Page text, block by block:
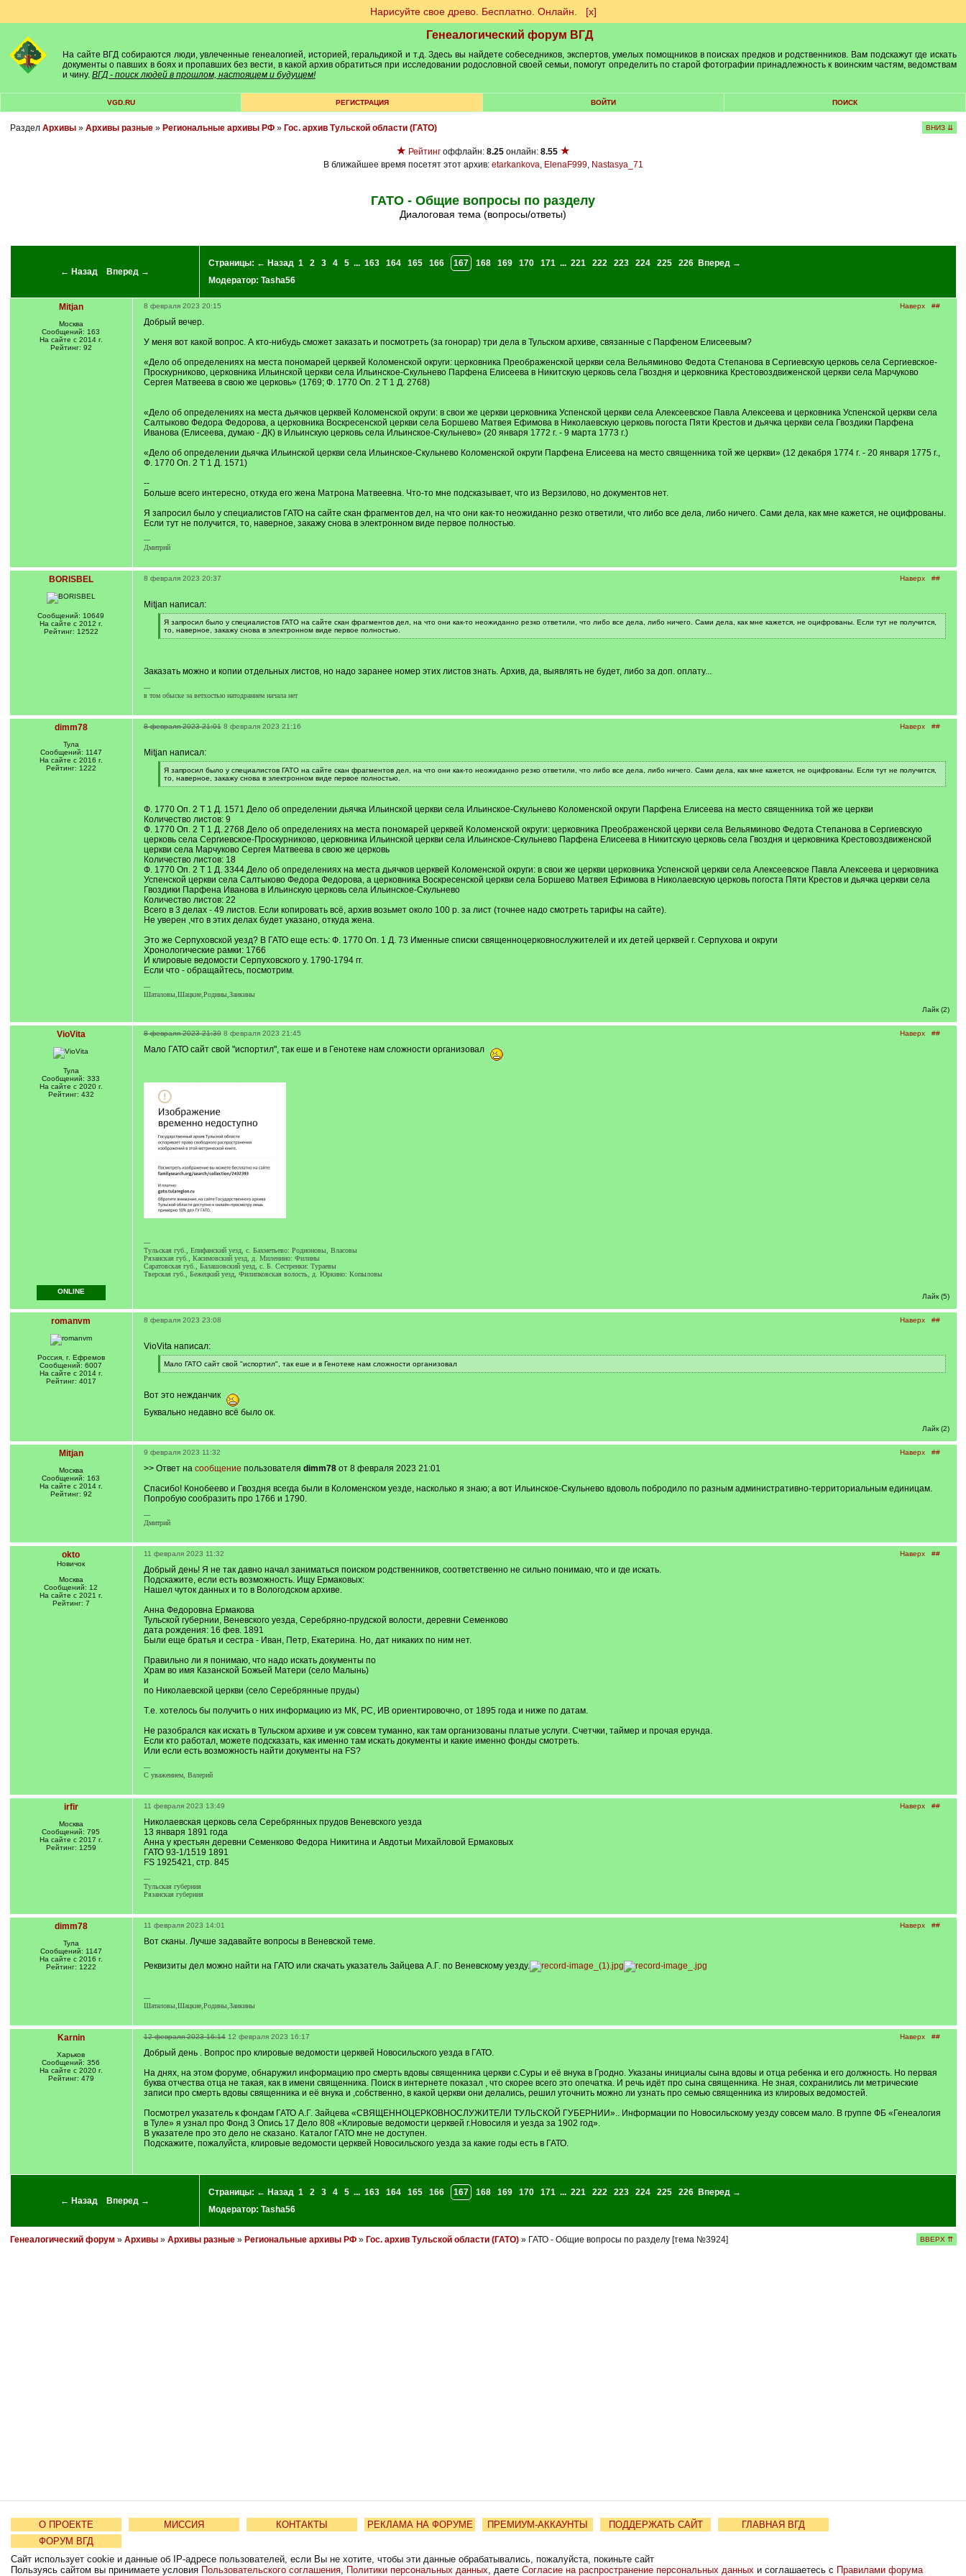
Нарисуйте свое древо. Бесплатно. Онлайн. [х]
Генеалогический форум ВГД
На сайте ВГД собираются люди, увлеченные генеалогией, историей, геральдикой и т.д. Здесь вы найдете собеседников, экспертов, умелых помощников в поисках предков и родственников. Вам подскажут где искать
документы о павших в боях и пропавших без вести, в какой архив обратиться при исследовании родословной своей семьи, помогут определить по старой фотографии принадлежность к воинским частям, ведомствам
и чину. ВГД - поиск людей в прошлом, настоящем и будущем!
VGD.RU РЕГИСТРАЦИЯ ВОЙТИ ПОИСК
Раздел Архивы» Архивы разные» Региональные архивы РФ» Гос. архив Тульской области (ГАТО) ВНИЗ ⇊
★ Рейтинг оффлайн: 8.25 онлайн: 8.55 ★
В ближайшее время посетят этот архив: etarkankova, ElenaF999, Nastasya_71
ГАТО - Общие вопросы по разделу
Диалоговая тема (вопросы/ответы)
← Назад Вперед →
Страницы: ← Назад 1 2 3 4 5 ... 163 164 165 166 167 168 169 170 171 ... 221 222 223 224 225 226
Вперед →
Модератор: Tasha56
Mitjan
Москва
Сообщений: 163
На сайте с 2014 г.
Рейтинг: 92
Наверх ##
8 февраля 2023 20:15
Добрый вечер.
У меня вот какой вопрос. А кто-нибудь сможет заказать и посмотреть (за гонорар) три дела в Тульском архиве, связанные с Парфеном Елисеевым?
«Дело об определениях на места пономарей церквей Коломенской округи: церковника Преображенской церкви села Вельяминово Федота Степанова в Сергиевскую церковь села Сергиевское-
Проскурниково, церковника Ильинской церкви села Ильинское-Скульнево Парфена Елисеева в Никитскую церковь села Гвоздня и церковника Крестовоздвиженской церкви села Марчуково
Сергея Матвеева в свою же церковь» (1769; Ф. 1770 Оп. 2 Т 1 Д. 2768)
«Дело об определениях на места дьячков церквей Коломенской округи: в свои же церкви церковника Успенской церкви села Алексеевское Павла Алексеева и церковника Успенской церкви села
Салтыково Федора Федорова, а церковника Воскресенской церкви села Боршево Матвея Ефимова в Николаевскую церковь погоста Пяти Крестов и дьячка церкви села Гвоздики Парфена
Иванова (Елисеева, думаю - ДК) в Ильинскую церковь села Ильинское-Скульнево» (20 января 1772 г. - 9 марта 1773 г.)
«Дело об определении дьячка Ильинской церкви села Ильинское-Скульнево Коломенской округи Парфена Елисеева на место священника той же церкви» (12 декабря 1774 г. - 20 января 1775 г.,
Ф. 1770 Оп. 2 Т 1 Д. 1571)
--
Больше всего интересно, откуда его жена Матрона Матвеевна. Что-то мне подсказывает, что из Верзилово, но документов нет.
Я запросил было у специалистов ГАТО на сайте скан фрагментов дел, на что они как-то неожиданно резко ответили, что либо все дела, либо ничего. Сами дела, как мне кажется, не оцифрованы.
Если тут не получится, то, наверное, закажу снова в электронном виде первое полностью.
---
Дмитрий
BORISBEL
Сообщений: 10649
На сайте с 2012 г.
Рейтинг: 12522
Наверх ##
8 февраля 2023 20:37
Mitjan написал:
[
q
]
Я запросил было у специалистов ГАТО на сайте скан фрагментов дел, на что они как-то неожиданно резко ответили, что либо все дела, либо ничего. Сами дела, как мне кажется, не оцифрованы. Если тут не получится,
то, наверное, закажу снова в электронном виде первое полностью.
[
Заказать можно и копии отдельных листов, но надо заранее номер этих листов знать. Архив, да, выявлять не будет, либо за доп. оплату...
---
в том обыске за ветхостью иатодранием начала нет
dimm78
Тула
Сообщений: 1147
На сайте с 2016 г.
Рейтинг: 1222
Наверх ##
8 февраля 2023 21:01 8 февраля 2023 21:16
Mitjan написал:
[
q
]
Я запросил было у специалистов ГАТО на сайте скан фрагментов дел, на что они как-то неожиданно резко ответили, что либо все дела, либо ничего. Сами дела, как мне кажется, не оцифрованы. Если тут не получится,
то, наверное, закажу снова в электронном виде первое полностью.
[
]
Ф. 1770 Оп. 2 Т 1 Д. 1571 Дело об определении дьячка Ильинской церкви села Ильинское-Скульнево Коломенской округи Парфена Елисеева на место священника той же церкви
Количество листов: 9
Ф. 1770 Оп. 2 Т 1 Д. 2768 Дело об определениях на места пономарей церквей Коломенской округи: церковника Преображенской церкви села Вельяминово Федота Степанова в Сергиевскую
церковь села Сергиевское-Проскурниково, церковника Ильинской церкви села Ильинское-Скульнево Парфена Елисеева в Никитскую церковь села Гвоздня и церковника Крестовоздвиженской
церкви села Марчуково Сергея Матвеева в свою же церковь
Количество листов: 18
Ф. 1770 Оп. 2 Т 1 Д. 3344 Дело об определениях на места дьячков церквей Коломенской округи: в свои же церкви церковника Успенской церкви села Алексеевское Павла Алексеева и церковника
Успенской церкви села Салтыково Федора Федорова, а церковника Воскресенской церкви села Боршево Матвея Ефимова в Николаевскую церковь погоста Пяти Крестов и дьячка церкви села
Гвоздики Парфена Иванова в Ильинскую церковь села Ильинское-Скульнево
Количество листов: 22
Всего в 3 делах - 49 листов. Если копировать всё, архив возьмет около 100 р. за лист (точнее надо смотреть тарифы на сайте).
Не уверен ,что в этих делах будет указано, откуда жена.
Это же Серпуховской уезд? В ГАТО еще есть: Ф. 1770 Оп. 1 Д. 73 Именные списки священноцерковнослужителей и их детей церквей г. Серпухова и округи
Хронологические рамки: 1766
И клировые ведомости Серпуховского у. 1790-1794 гг.
Если что - обращайтесь, посмотрим.
---
Шаталовы,Шацкие,Родины,Заикины
Лайк (2)
VioVita
Тула
Сообщений: 333
На сайте с 2020 г.
Рейтинг: 432
Наверх ##
8 февраля 2023 21:39 8 февраля 2023 21:45
Мало ГАТО сайт свой "испортил", так еше и в Генотеке нам сложности организовал
---
Тульская губ., Епифанский уезд, с. Бахметьево: Родионовы, Власовы
Рязанская губ., Касимовский уезд, д. Миленино: Филины
Саратовская губ., Балашовский уезд, с. Б. Сестренки: Тураевы
Тверская губ., Бежецкий уезд, Филипковская волость, д. Юркино: Копыловы
ONLINE
Лайк (5)
romanvm
Россия, г. Ефремов
Сообщений: 6007
На сайте с 2014 г.
Рейтинг: 4017
Наверх ##
8 февраля 2023 23:08
VioVita написал:
[
q
Мало ГАТО сайт свой "испортил", так еше и в Генотеке нам сложности организовал
[
]
Вот это нежданчик
Буквально недавно всё было ок.
Лайк (2)
Mitjan
Москва
Сообщений: 163
На сайте с 2014 г.
Рейтинг: 92
Наверх ##
9 февраля 2023 11:32
>> Ответ на сообщение пользователя dimm78от 8 февраля 2023 21:01
Спасибо! Конобеево и Гвоздня всегда были в Коломенском уезде, насколько я знаю; а вот Ильинское-Скульнево вдоволь побродило по разным административно-территориальным единицам.
Попробую сообразить про 1766 и 1790.
---
Дмитрий
okto
Новичок
Москва
Сообщений: 12
На сайте с 2021 г.
Рейтинг: 7
Наверх ##
11 февраля 2023 11:32
Добрый день! Я не так давно начал заниматься поиском родственников, соответственно не сильно понимаю, что и где искать.
Подскажите, если есть возможность. Ищу Ермаковых:
Нашел чуток данных и то в Вологодском архиве.
Анна Федоровна Ермакова
Тульской губернии, Веневского уезда, Серебряно-прудской волости, деревни Семенково
дата рождения: 16 фев. 1891
Были еще братья и сестра - Иван, Петр, Екатерина. Но, дат никаких по ним нет.
Правильно ли я понимаю, что надо искать документы по
Храм во имя Казанской Божьей Матери (село Малынь)
и
по Николаевской церкви (село Серебрянные пруды)
Т.е. хотелось бы получить о них информацию из МК, РС, ИВ ориентировочно, от 1895 года и ниже по датам.
Не разобрался как искать в Тульском архиве и уж совсем туманно, как там организованы платые услуги. Счетчки, таймер и прочая ерунда.
Если кто работал, можете подсказать, как именно там искать документы и какие именно фонды смотреть.
Или если есть возможность найти документы на FS?
---
С уважением, Валерий
irfir
Москва
Сообщений: 795
На сайте с 2017 г.
Рейтинг: 1259
Наверх ##
11 февраля 2023 13:49
Николаевская церковь села Серебрянных прудов Веневского уезда
13 января 1891 года
Анна у крестьян деревни Семенково Федора Никитина и Авдотьи Михайловой Ермаковых
ГАТО 93-1/1519 1891
FS 1925421, стр. 845
---
Тульская губерния
Рязанская губерния
dimm78
Тула
Сообщений: 1147
На сайте с 2016 г.
Рейтинг: 1222
Наверх ##
11 февраля 2023 14:01
Вот сканы. Лучше задавайте вопросы в Веневской теме.
Реквизиты дел можно найти на ГАТО или скачать указатель Зайцева А.Г. по Веневскому уезду.
---
Шаталовы,Шацкие,Родины,Заикины
Karnin
Харьков
Сообщений: 356
На сайте с 2020 г.
Рейтинг: 479
Наверх ##
12 февраля 2023 16:14 12 февраля 2023 16:17
Добрый день . Вопрос про клировые ведомости церквей Новосильского уезда в ГАТО.
На днях, на этом форуме, обнаружил информацию про смерть вдовы священника церкви с.Суры и её внука в Гродно. Указаны инициалы сына вдовы и отца ребенка и его должность. Но первая
буква отчества отца не такая, как в имени священника. Поиск в интернете показал , что скорее всего это опечатка. И речь идёт про сына священника. Не зная, сохранились ли метрические
записи про смерть вдовы священника и её внука и ,собственно, в какой церкви они делались, решил уточнить можно ли узнать про семью священника из клировых ведомостей.
Посмотрел указатель к фондам ГАТО А.Г. Зайцева «СВЯЩЕННОЦЕРКОВНОСЛУЖИТЕЛИ ТУЛЬСКОЙ ГУБЕРНИИ».. Информации по Новосильскому уезду совсем мало. В группе ФБ «Генеалогия
в Туле» я узнал про Фонд 3 Опись 17 Дело 808 «Клировые ведомости церквей г.Новосиля и уезда за 1902 год».
В указателе про это дело не сказано. Каталог ГАТО мне не доступен.
Подскажите, пожалуйста, клировые ведомости церквей Новосильского уезда за какие годы есть в ГАТО.
← Назад Вперед →
Страницы: ← Назад 1 2 3 4 5 ... 163 164 165 166 167 168 169 170 171 ... 221 222 223 224 225 226
Вперед →
Модератор: Tasha56
Генеалогический форум » Архивы» Архивы разные» Региональные архивы РФ» Гос. архив Тульской области (ГАТО)» ГАТО - Общие вопросы по разделу [тема №3924] ВВЕРХ ⇈
О ПРОЕКТЕ МИССИЯ КОНТАКТЫ РЕКЛАМА НА ФОРУМЕ ПРЕМИУМ-АККАУНТЫ ПОДДЕРЖАТЬ САЙТ
ГЛАВНАЯ ВГД
ФОРУМ ВГД
Сайт использует cookie и данные об IP-адресе пользователей, если Вы не хотите, чтобы эти данные обрабатывались, пожалуйста, покиньте сайт
Пользуясь сайтом вы принимаете условия Пользовательского соглашения, Политики персональных данных, даете Согласие на распространение персональных данных и соглашаетесь с Правилами форума